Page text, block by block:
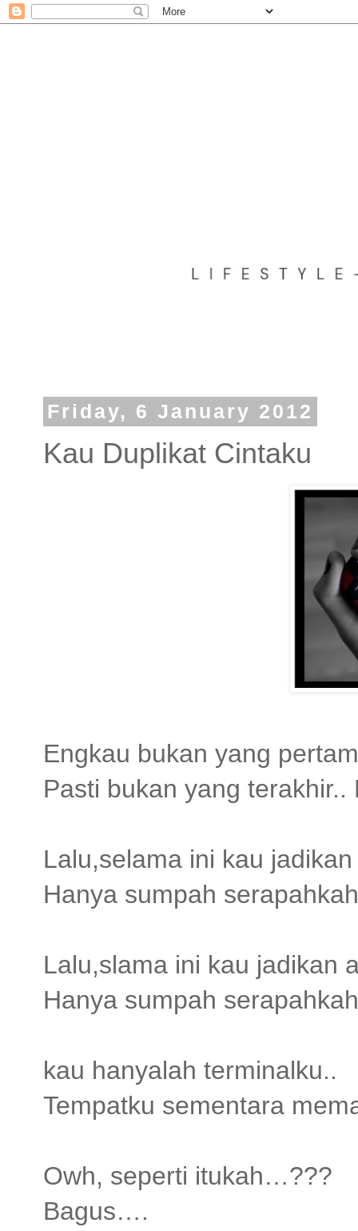
Friday, 6 January 2012
Kau Duplikat Cintaku
Engkau bukan yang
Pasti bukan yang
Lalu,selama ini kau
Hanya sumpah
Lalu,slama ini kau jadikan
Hanya sumpah
kau hanyalah terminalku..
Tempatku sementara
Owh, seperti itukah…???
Bagus….